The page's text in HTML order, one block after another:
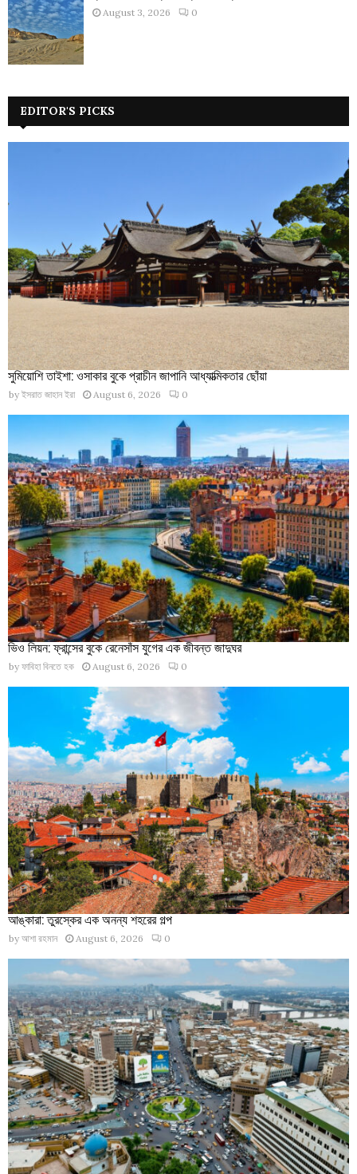
August 3, 2026 0
EDITOR'S PICKS
সুমিয়োশি তাইশা: ওসাকার বুকে প্রাচীন জাপানি আধ্যাত্মিকতার ছোঁয়া
by ইসরাত জাহান ইরা August 6, 2026 0
ভিও লিয়ন: ফ্রান্সের বুকে রেনেসাঁস যুগের এক জীবন্ত জাদুঘর
by ফাবিহা বিনতে হক August 6, 2026 0
আঙ্কারা: তুরস্কের এক অনন্য শহরের গল্প
by আশা রহমান August 6, 2026 0